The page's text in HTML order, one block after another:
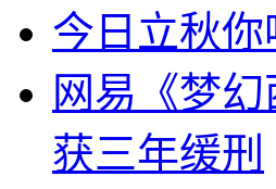
今日立秋
网易《梦
获三年缓刑